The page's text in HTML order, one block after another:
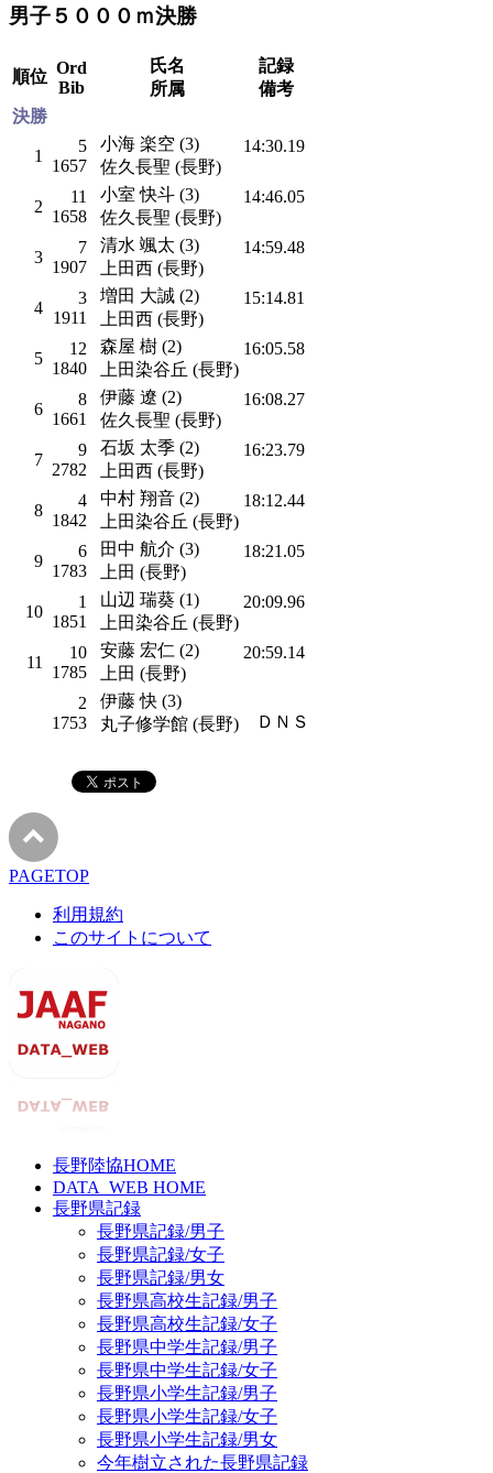
男子５０００ｍ決勝
順位 Ord
Bib
氏名
所属
記録
備考
決勝
1
5
1657
小海 楽空 (3)
佐久長聖 (長野)
14:30.19
2
11
1658
小室 快斗 (3)
佐久長聖 (長野)
14:46.05
3
7
1907
清水 颯太 (3)
上田西 (長野)
14:59.48
4
3
1911
増田 大誠 (2)
上田西 (長野)
15:14.81
5
12
1840
森屋 樹 (2)
上田染谷丘 (長野)
16:05.58
6
8
1661
伊藤 遼 (2)
佐久長聖 (長野)
16:08.27
7
9
2782
石坂 太季 (2)
上田西 (長野)
16:23.79
8
4
1842
中村 翔音 (2)
上田染谷丘 (長野)
18:12.44
9
6
1783
田中 航介 (3)
上田 (長野)
18:21.05
10
1
1851
山辺 瑞葵 (1)
上田染谷丘 (長野)
20:09.96
11
10
1785
安藤 宏仁 (2)
上田 (長野)
20:59.14
2
1753
伊藤 快 (3)
丸子修学館 (長野)
ＤＮＳ
PAGETOP
利用規約
このサイトについて
長野陸協HOME
DATA_WEB HOME
長野県記録
長野県記録/男子
長野県記録/女子
長野県記録/男女
長野県高校生記録/男子
長野県高校生記録/女子
長野県中学生記録/男子
長野県中学生記録/女子
長野県小学生記録/男子
長野県小学生記録/女子
長野県小学生記録/男女
今年樹立された長野県記録